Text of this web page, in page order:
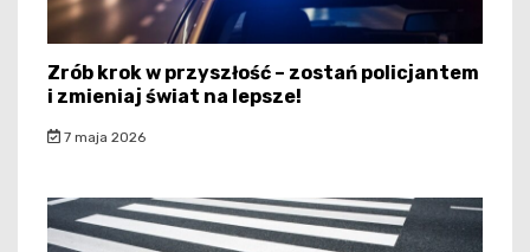
Zrób krok w przyszłość – zostań policjantem
i zmieniaj świat na lepsze!
7 maja 2026